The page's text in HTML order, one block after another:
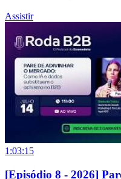
Assistir
1:03:15
[Episódio 8 - 2026]